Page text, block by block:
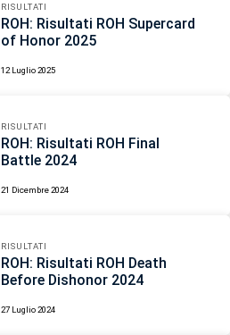
RISULTATI
ROH: Risultati ROH Supercard
of Honor 2025
12 Luglio 2025
RISULTATI
ROH: Risultati ROH Final
Battle 2024
21 Dicembre 2024
RISULTATI
ROH: Risultati ROH Death
Before Dishonor 2024
27 Luglio 2024